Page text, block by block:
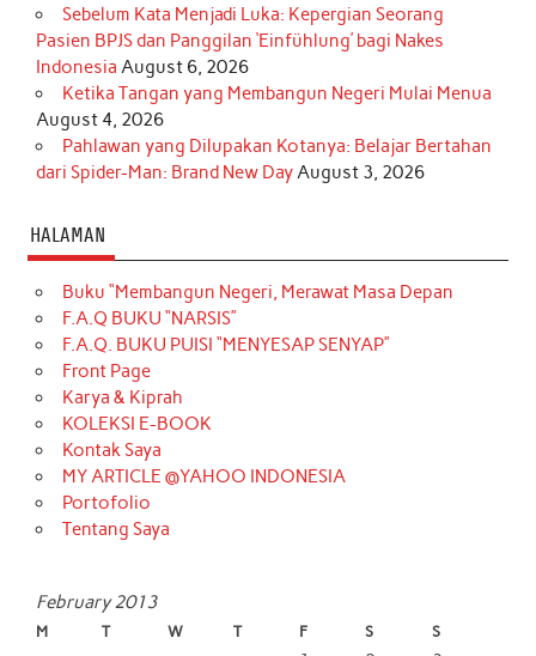
Sebelum Kata Menjadi Luka: Kepergian Seorang
Pasien BPJS dan Panggilan ‘Einfühlung’ bagi Nakes
Indonesia August 6, 2026
Ketika Tangan yang Membangun Negeri Mulai Menua
August 4, 2026
Pahlawan yang Dilupakan Kotanya: Belajar Bertahan
dari Spider-Man: Brand New DayAugust 3, 2026
HALAMAN
Buku “Membangun Negeri, Merawat Masa Depan
F.A.Q BUKU “NARSIS”
F.A.Q. BUKU PUISI “MENYESAP SENYAP”
Front Page
Karya & Kiprah
KOLEKSI E-BOOK
Kontak Saya
MY ARTICLE @YAHOO INDONESIA
Portofolio
Tentang Saya
February 2013
M T W T F S S